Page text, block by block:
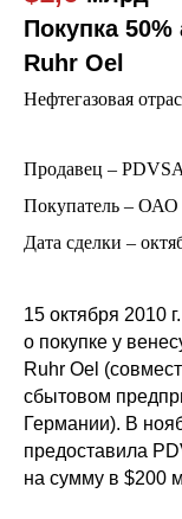
Покупка 50%
Ruhr Oel
Нефтегазовая
Продавец – PDVSA
Покупатель – ОАО
Дата сделки –
15 октября 2010
о покупке у
Ruhr Oel
сбытовом
Германии). В
предоставила
на сумму в $200